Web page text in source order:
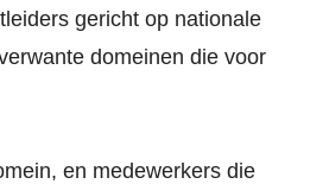
gericht op nationale
domeinen die voor
en medewerkers die